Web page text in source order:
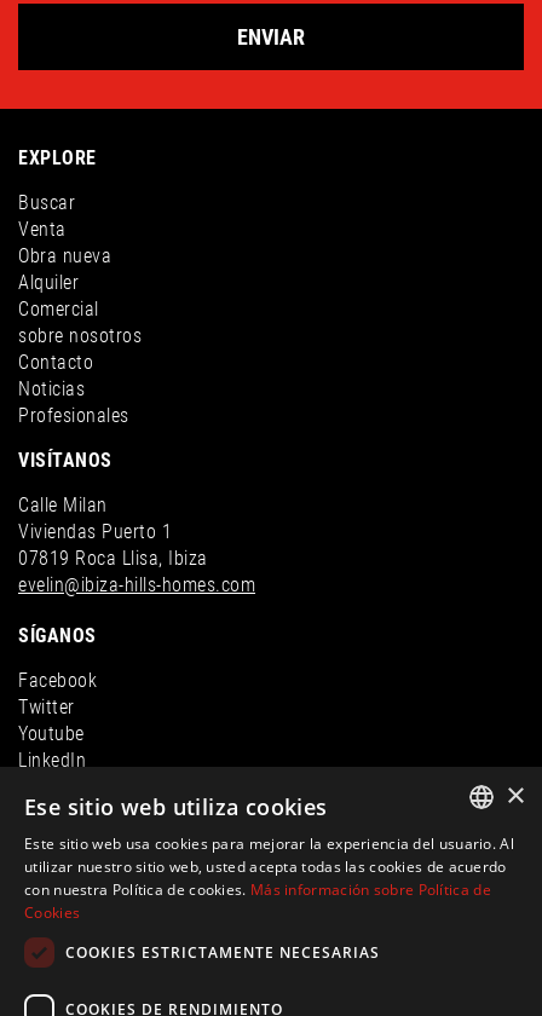
ENVIAR
EXPLORE
Buscar
Venta
Obra nueva
Alquiler
Comercial
sobre nosotros
Contacto
Noticias
Profesionales
VISÍTANOS
Calle Milan
Viviendas Puerto 1
07819 Roca Llisa, Ibiza
evelin@ibiza-hills-homes.com
SÍGANOS
Facebook
Twitter
Youtube
LinkedIn
ENGLISH
SPANISH
×
Ese sitio web utiliza cookies
Este sitio web usa cookies para mejorar la experiencia del usuario. Al
utilizar nuestro sitio web, usted acepta todas las cookies de acuerdo
con nuestra Política de cookies. Más información sobre Política de
Cookies
COOKIES ESTRICTAMENTE NECESARIAS
COOKIES DE RENDIMIENTO